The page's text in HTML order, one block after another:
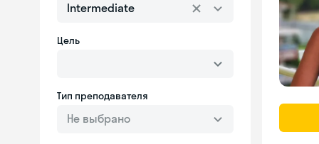
Intermediate
Цель
Тип преподавателя
Не выбрано